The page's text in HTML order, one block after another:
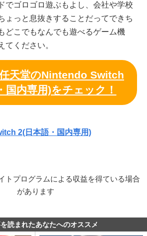
でゴロゴロ遊ぶもよし、会社や学校
ょっと息抜きすることだってできち
どこでもなんでも遊べるゲーム機
てください。
天堂のNintendo Switch
国内専用)をチェック！
2(日本語・国内専用)
トプログラムによる収益を得ている場合
があります
読まれたあなたへのオススメ